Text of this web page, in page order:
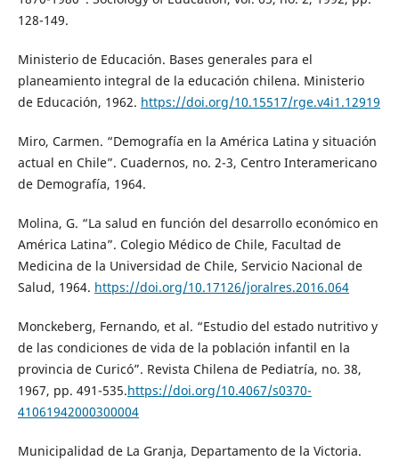
128-149.
Ministerio de Educación. Bases generales para el
planeamiento integral de la educación chilena. Ministerio
de Educación, 1962. https://doi.org/10.15517/rge.v4i1.12919
Miro, Carmen. “Demografía en la América Latina y situación
actual en Chile”. Cuadernos, no. 2-3, Centro Interamericano
de Demografía, 1964.
Molina, G. “La salud en función del desarrollo económico en
América Latina”. Colegio Médico de Chile, Facultad de
Medicina de la Universidad de Chile, Servicio Nacional de
Salud, 1964. https://doi.org/10.17126/joralres.2016.064
Monckeberg, Fernando, et al. “Estudio del estado nutritivo y
de las condiciones de vida de la población infantil en la
provincia de Curicó”. Revista Chilena de Pediatría, no. 38,
1967, pp. 491-535.https://doi.org/10.4067/s0370-
41061942000300004
Municipalidad de La Granja, Departamento de la Victoria.